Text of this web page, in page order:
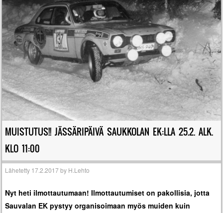
MUISTUTUS!! JÄSSÄRIPÄIVÄ SAUKKOLAN EK:LLA 25.2. ALK.
KLO 11:00
Lähetetty 17.2.2017by H.Lehto
Nyt heti ilmottautumaan! Ilmottautumiset on pakollisia, jotta
Sauvalan EK pystyy organisoimaan myös muiden kuin